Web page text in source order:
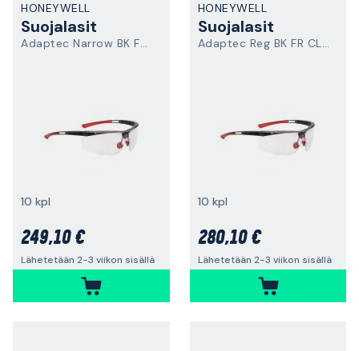
HONEYWELL
Suojalasit
Adaptec Narrow BK FR CLR HS
10 kpl
249,10 €
Lähetetään 2-3 viikon sisällä
HONEYWELL
Suojalasit
Adaptec Reg BK FR CLR HS
10 kpl
280,10 €
Lähetetään 2-3 viikon sisällä